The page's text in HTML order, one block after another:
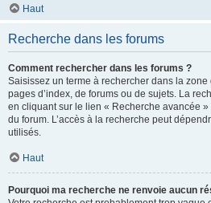
Haut
Recherche dans les forums
Comment rechercher dans les forums ?
Saisissez un terme à rechercher dans la
pages d’index, de forums ou de sujets. La
en cliquant sur le lien « Recherche avancée
du forum. L’accès à la recherche peut
utilisés.
Haut
Pourquoi ma recherche ne renvoie aucun